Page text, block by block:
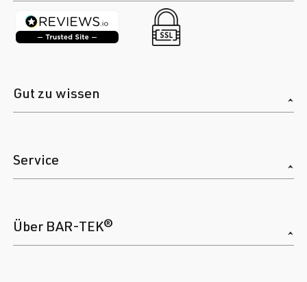
Gut zu wissen
Service
Über BAR-TEK®